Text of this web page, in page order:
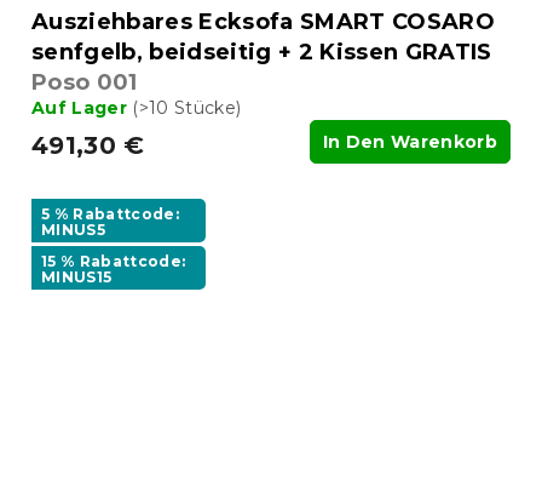
Ausziehbares Ecksofa SMART COSARO
senfgelb, beidseitig + 2 Kissen GRATIS
Poso 001
Auf Lager (>10 Stücke)
491,30 € In Den Warenkorb
5 % Rabattcode:
MINUS5
15 % Rabattcode:
MINUS15